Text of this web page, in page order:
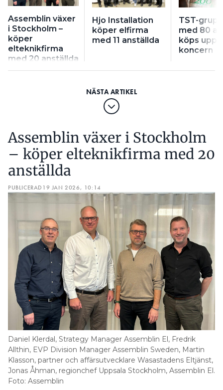
Assemblin växer
i Stockholm –
köper
elteknikfirma
med 20 anställda
Hjo Installation
köper elfirma
med 11 anställda
TST-
med 80
köps upp
koncern
Assemblin växer i Stockholm
– köper elteknikfirma med 20
anställda
PUBLICERAD 19 JAN 2026, 10:14
Daniel Klerdal, Strategy Manager Assemblin El, Fredrik
Allthin, EVP Division Manager Assemblin Sweden, Martin
Klasson, partner och affärsutvecklare Wasastadens Eltjänst,
Jonas Åhman, regionchef Uppsala Stockholm, Assemblin El.
Foto: Assemblin